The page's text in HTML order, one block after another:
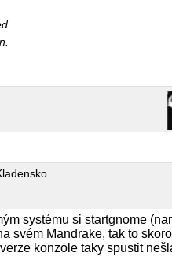
systému si startgnome
svém Mandrake, tak to
konzole taky spustit